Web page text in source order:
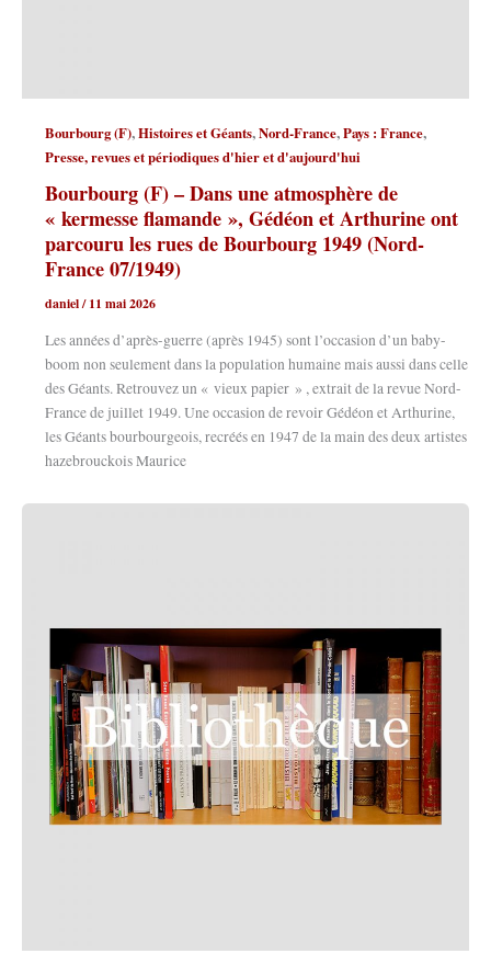
Bourbourg (F),Histoires et Géants,Nord-France,Pays : France,
Presse, revues et périodiques d'hier et d'aujourd'hui
Bourbourg (F) – Dans une atmosphère de
« kermesse flamande », Gédéon et Arthurine ont
parcouru les rues de Bourbourg 1949 (Nord-
France 07/1949)
daniel/11 mai 2026
Les années d’après-guerre (après 1945) sont l’occasion d’un baby-
boom non seulement dans la population humaine mais aussi dans celle
des Géants. Retrouvez un « vieux papier » , extrait de la revue Nord-
France de juillet 1949. Une occasion de revoir Gédéon et Arthurine,
les Géants bourbourgeois, recréés en 1947 de la main des deux artistes
hazebrouckois Maurice